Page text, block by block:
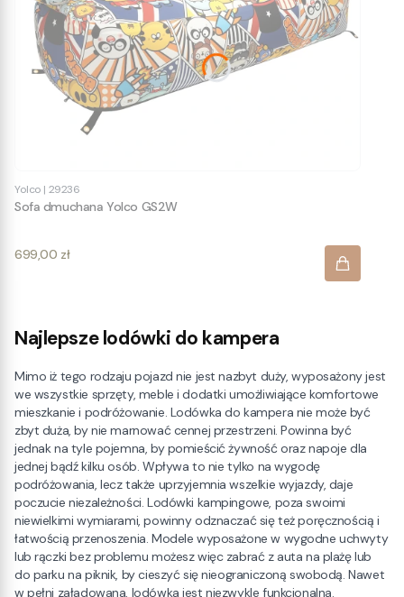
Yolco | 29236
Sofa dmuchana Yolco GS2W
Cena
699,00 zł
Najlepsze lodówki do kampera
Mimo iż tego rodzaju pojazd nie jest nazbyt duży, wyposażony jest
we wszystkie sprzęty, meble i dodatki umożliwiające komfortowe
mieszkanie i podróżowanie. Lodówka do kampera nie może być
zbyt duża, by nie marnować cennej przestrzeni. Powinna być
jednak na tyle pojemna, by pomieścić żywność oraz napoje dla
jednej bądź kilku osób. Wpływa to nie tylko na wygodę
podróżowania, lecz także uprzyjemnia wszelkie wyjazdy, daje
poczucie niezależności. Lodówki kampingowe, poza swoimi
niewielkimi wymiarami, powinny odznaczać się też poręcznością i
łatwością przenoszenia. Modele wyposażone w wygodne uchwyty
lub rączki bez problemu możesz więc zabrać z auta na plażę lub
do parku na piknik, by cieszyć się nieograniczoną swobodą. Nawet
w pełni załadowana, lodówka jest niezwykle funkcjonalna.